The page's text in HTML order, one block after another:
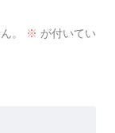
。 ※ が付いてい